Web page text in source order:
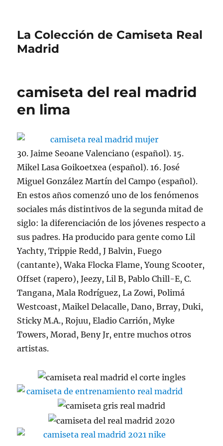
La Colección de Camiseta Real
Madrid
camiseta del real madrid
en lima
30. Jaime Seoane Valenciano (español). 15.
Mikel Lasa Goikoetxea (español). 16. José
Miguel González Martín del Campo (español).
En estos años comenzó uno de los fenómenos
sociales más distintivos de la segunda mitad de
siglo: la diferenciación de los jóvenes respecto a
sus padres. Ha producido para gente como Lil
Yachty, Trippie Redd, J Balvin, Fuego
(cantante), Waka Flocka Flame, Young Scooter,
Offset (rapero), Jeezy, Lil B, Pablo Chill-E, C.
Tangana, Mala Rodríguez, La Zowi, Polimá
Westcoast, Maikel Delacalle, Dano, Brray, Duki,
Sticky M.A., Rojuu, Eladio Carrión, Myke
Towers, Morad, Beny Jr, entre muchos otros
artistas.